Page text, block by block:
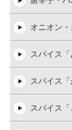
オニオン
スパイス「
スパイス「
スパイス「